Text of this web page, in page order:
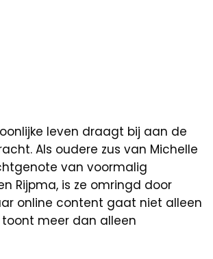
leven draagt bij aan de
Als oudere zus van Michelle
van voormalig
Rijpma, is ze omringd door
online content gaat niet alleen
meer dan alleen